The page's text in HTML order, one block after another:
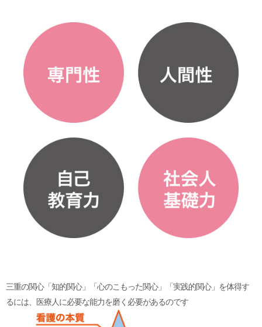
三重の関心「知的関心」「心のこもった関心」「実践的関心」を体得す
るには、医療人に必要な能力を磨く必要があるのです